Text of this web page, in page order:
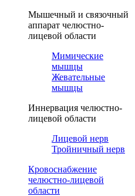
Мышечный и связочный
аппарат челюстно-
лицевой области
Мимические
мышцы
Жевательные
мышцы
Иннервация челюстно-
лицевой области
Лицевой нерв
Тройничный нерв
Кровоснабжение
челюстно-лицевой
области